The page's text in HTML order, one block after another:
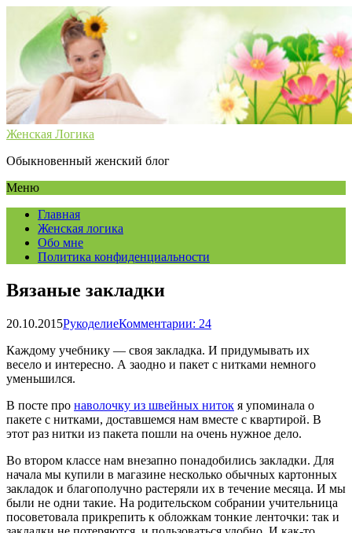
Женская Логика
Обыкновенный женский блог
Меню
Главная
Женская логика
Обо мне
Политика конфиденциальности
Вязаные закладки
20.10.2015РукоделиеКомментарии: 24
Каждому учебнику — своя закладка. И придумывать их
весело и интересно. А заодно и пакет с нитками немного
уменьшился.
В посте про наволочку из швейных ниток я упоминала о
пакете с нитками, доставшемся нам вместе с квартирой. В
этот раз нитки из пакета пошли на очень нужное дело.
Во втором классе нам внезапно понадобились закладки. Для
начала мы купили в магазине несколько обычных картонных
закладок и благополучно растеряли их в течение месяца. И мы
были не одни такие. На родительском собрании учительница
посоветовала прикрепить к обложкам тонкие ленточки: так и